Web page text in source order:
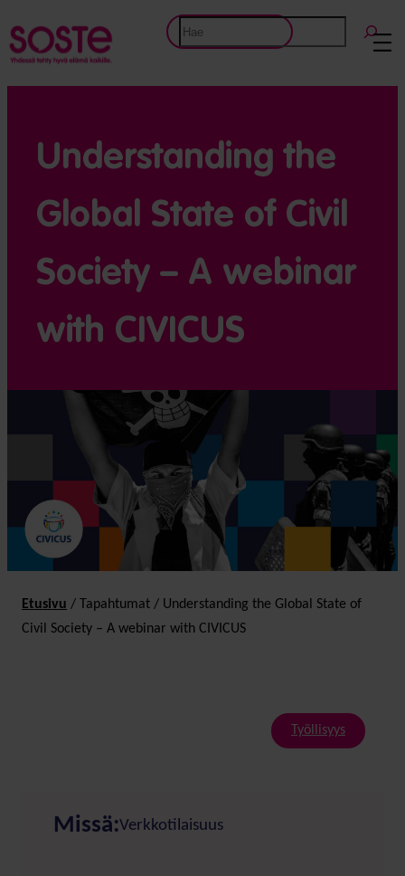
Etsi
Understanding the
Global State of Civil
Society – A webinar
with CIVICUS
Etusivu / Tapahtumat / Understanding the Global State of
Civil Society – A webinar with CIVICUS
Työllisyys
Missä:Verkkotilaisuus